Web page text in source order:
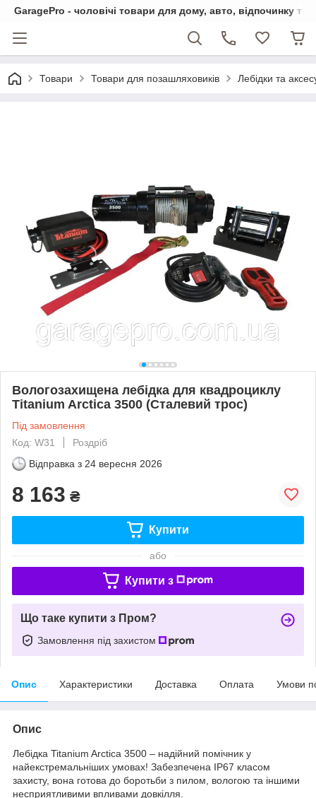
GaragePro - чоловічі товари для дому, авто, відпочинку та
Товари Товари для позашляховиків Лебідки та
Вологозахищена лебідка для квадроциклу
Titanium Arctica 3500 (Сталевий трос)
Під замовлення
Код: W31
Роздріб
Відправка з 24 вересня 2026
8 163 ₴
Купити
або
Купити з
Що таке купити з Пром?
Замовлення під захистом
Опис Характеристики Доставка Оплата Умови
Опис
Лебідка Titanium Arctica 3500 – надійний помічник у
найекстремальніших умовах! Забезпечена IP67 класом
захисту, вона готова до боротьби з пилом, вологою та іншими
несприятливими впливами довкілля.